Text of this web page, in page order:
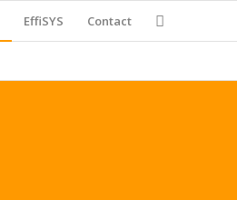
EffiSYS Contact